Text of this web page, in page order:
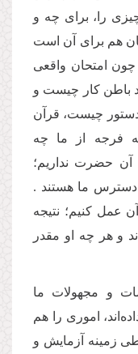
را، برای چه و
هم برای آن است
چون امتحان واقعی
باطن کار چیست و
دستور چیست، قرآن
فرجه از ما چه
حضرت نداریم؛
دسترس ما هستند .
عمل کنیم؛ نتیجه
و هر چه او مقدر
و مجهولات ما
اموری را هم
زمینه آزمایش و